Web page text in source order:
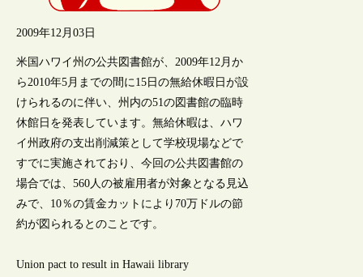
2009年12月03日
米国ハワイ州の公共図書館が、2009年12月か
ら2010年5月までの間に15日の無給休暇日が設
けられるのに伴い、州内の51の図書館の臨時
休館日を発表しています。無給休暇は、ハワ
イ州政府の支出削減策として学校現場などで
すでに実施されており、今回の公共図書館の
場合では、560人の被雇用者が対象となる見込
みで、10％の賃金カットにより70万ドルの節
約が図られるとのことです。
Union pact to result in Hawaii library